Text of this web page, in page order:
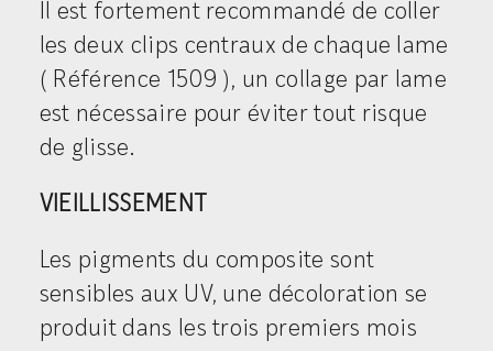
Il est fortement recommandé de coller
les deux clips centraux de chaque lame
( Référence 1509 ), un collage par lame
est nécessaire pour éviter tout risque
de glisse.
VIEILLISSEMENT
Les pigments du composite sont
sensibles aux UV, une décoloration se
produit dans les trois premiers mois